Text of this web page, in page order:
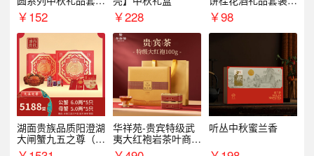
企业送客户商务伴手
礼
￥152 ￥228
AL1377
￥98
湖面贵族品质阳澄湖
大闸蟹九五之尊（卡
券）5188型
华祥苑-贵宾特级武
夷大红袍岩茶叶商务
礼盒中秋节送长辈1
听丛中秋蜜兰香